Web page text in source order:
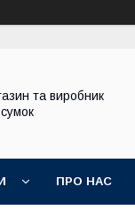
та виробник
ПРО НАС